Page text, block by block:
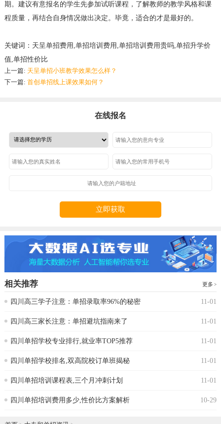
期。建议有意报名的学生先参加试听课程，了解教师的教学风格和课
程质量，再结合自身情况做出决定。毕竟，适合的才是最好的。
关键词：天呈单招费用,单招培训费用,单招培训费用贵吗,单招升学价
值,单招性价比
上一篇: 天呈单招小班教学效果怎么样？
下一篇: 首创单招线上课效果如何？
在线报名
立即获取
相关推荐 更多
四川高三学子注意：单招录取率96%的秘密 11-01
四川高三家长注意：单招避坑指南来了 11-01
四川单招学校专业排行,就业率TOP5推荐 11-01
四川单招学校排名,双高院校订单班揭秘 11-01
四川单招培训课程表,三个月冲刺计划 11-01
四川单招培训费用多少,性价比方案解析 10-29